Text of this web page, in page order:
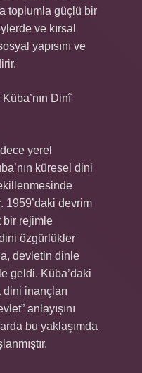
toplumla güçlü bir
ve kırsal
yapısını ve
Dinî
yerel
küresel dini
1959’daki devrim
bir rejimle
özgürlükler
devletin dinle
geldi. Küba’daki
inançları
anlayışını
bu yaklaşımda